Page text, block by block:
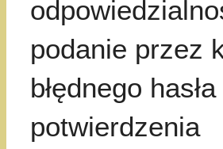
podanie przez
błędnego
potwierdzenia